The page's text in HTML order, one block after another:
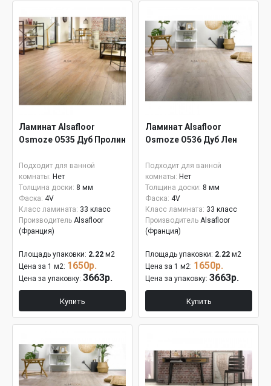
Ламинат Alsafloor
Osmoze O535 Дуб Пролин
Подходит для ванной
комнаты: Нет
Толщина доски: 8 мм
Фаска: 4V
Класс ламината: 33 класс
Производитель Alsafloor
(Франция)
Площадь упаковки: 2.22 м2
Цена за 1 м2: 1650р.
Цена за упаковку: 3663р.
Купить
Ламинат Alsafloor
Osmoze O536 Дуб Лен
Подходит для ванной
комнаты: Нет
Толщина доски: 8 мм
Фаска: 4V
Класс ламината: 33 класс
Производитель Alsafloor
(Франция)
Площадь упаковки: 2.22 м2
Цена за 1 м2: 1650р.
Цена за упаковку: 3663р.
Купить